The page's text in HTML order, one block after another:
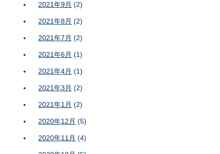
2021年9月 (2)
2021年8月 (2)
2021年7月 (2)
2021年6月 (1)
2021年4月 (1)
2021年3月 (2)
2021年1月 (2)
2020年12月 (5)
2020年11月 (4)